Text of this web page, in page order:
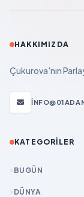
HAKKIMIZDA
Çukurova'nın
KATEGORILER
BUGÜN
DÜNYA